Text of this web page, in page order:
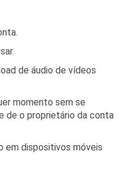
de áudio de vídeos
momento sem se
de o proprietário da conta
em dispositivos móveis